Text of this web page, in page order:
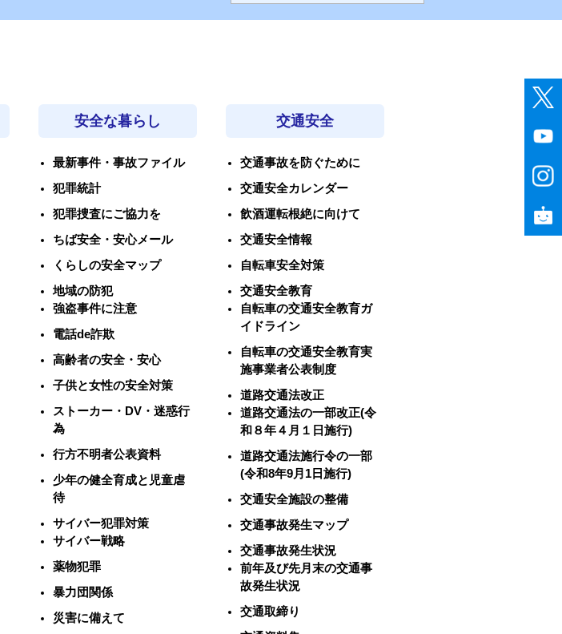
安全な暮らし
最新事件・事故ファイル
犯罪統計
犯罪捜査にご協力を
ちば安全・安心メール
くらしの安全マップ
地域の防犯
強盗事件に注意
電話de詐欺
高齢者の安全・安心
子供と女性の安全対策
ストーカー・DV・迷惑行
為
行方不明者公表資料
少年の健全育成と児童虐
待
サイバー犯罪対策
サイバー戦略
薬物犯罪
暴力団関係
災害に備えて
交通安全
交通事故を防ぐために
交通安全カレンダー
飲酒運転根絶に向けて
交通安全情報
自転車安全対策
交通安全教育
自転車の交通安全教育ガ
イドライン
自転車の交通安全教育実
施事業者公表制度
道路交通法改正
道路交通法の一部改正(令
和８年４月１日施行)
道路交通法施行令の一部
(令和8年9月1日施行)
交通安全施設の整備
交通事故発生マップ
交通事故発生状況
前年及び先月末の交通事
故発生状況
交通取締り